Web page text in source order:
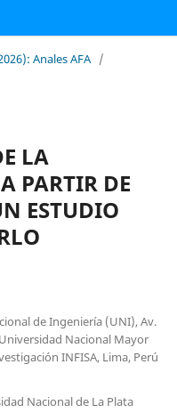
Anales AFA /
LA
PARTIR DE
ESTUDIO
de Ingeniería (UNI), Av.
Nacional Mayor
INFISA, Lima, Perú
Nacional de La Plata